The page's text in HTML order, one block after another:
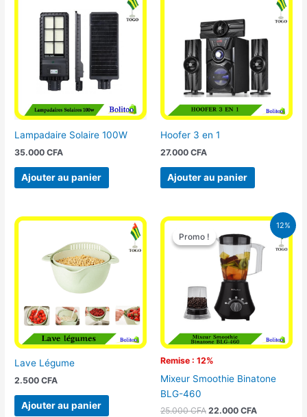
Lampadaire Solaire 100W
35.000CFA
Ajouter au panier
Hoofer 3 en 1
27.000 CFA
Ajouter au panier
Lave Légume
2.500CFA
Ajouter au panier
12%
Promo !
Remise : 12%
Promo !
Mixeur Smoothie Binatone
BLG-460
25.000CFA
Le
prix
initial
était :
25.000 CFA.
22.000 CFA
Le
prix
actuel
est :